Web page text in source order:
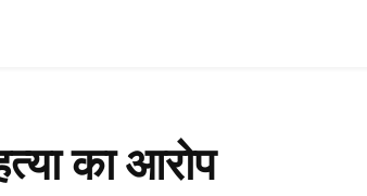
का आरोप